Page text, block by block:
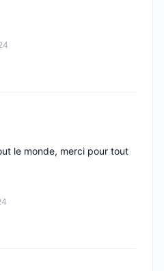
le monde, merci pour tout